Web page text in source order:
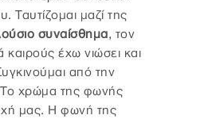
Ταυτίζομαι μαζί της
συναίσθημα, τον
καιρούς έχω νιώσει και
από την
Το χρώμα της φωνής
μας. Η φωνή της